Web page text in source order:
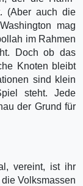
(Aber auch die
mag
im Rahmen
Doch ob das
Knoten bleibt
sind klein
steht. Jede
der Grund für
vereint, ist ihr
Volksmassen